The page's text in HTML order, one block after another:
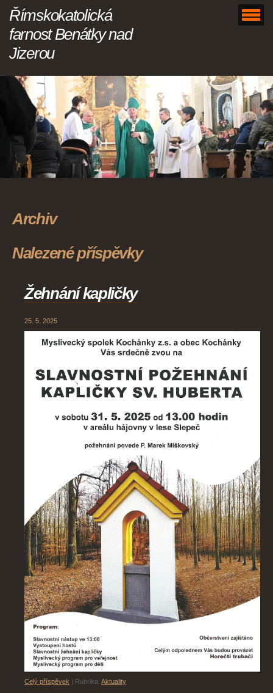
Římskokatolická
farnost Benátky nad
Jizerou
Archiv
Nalezené příspěvky
Žehnání kapličky
25. 5. 2025
Celý příspěvek | Rubrika: Aktuality